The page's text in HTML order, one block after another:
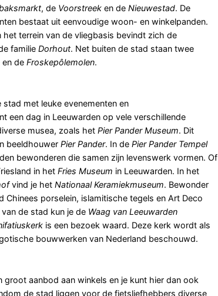
, de Voorstreeken de Nieuwestad. De
bestaat uit eenvoudige woon- en winkelpanden.
het terrein van de vliegbasis bevindt zich de
familie Dorhout. Net buiten de stad staan twee
en de Froskepôlemolen.
met leuke evenementen en
een dag in Leeuwarden op vele verschillende
musea, zoals het Pier Pander Museum. Dit
beeldhouwer Pier Pander. In de Pier Pander Tempel
bewonderen die samen zijn levenswerk vormen. Of
in het Fries Museum in Leeuwarden. In het
vind je het Nationaal Keramiekmuseum. Bewonder
Chinees porselein, islamitische tegels en Art Deco
de stad kun je de Waag van Leeuwarden
is een bezoek waard. Deze kerk wordt als
bouwwerken van Nederland beschouwd.
groot aanbod aan winkels en je kunt hier dan ook
de stad liggen voor de fietsliefhebbers diverse